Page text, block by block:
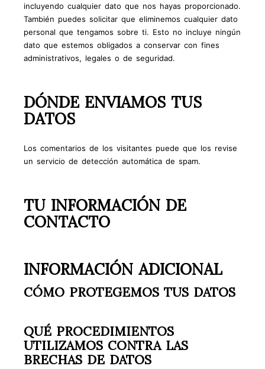
incluyendo cualquier dato que nos hayas proporcionado.
También puedes solicitar que eliminemos cualquier dato
personal que tengamos sobre ti. Esto no incluye ningún
dato que estemos obligados a conservar con fines
administrativos, legales o de seguridad.
DÓNDE ENVIAMOS TUS
DATOS
Los comentarios de los visitantes puede que los revise
un servicio de detección automática de spam.
TU INFORMACIÓN DE
CONTACTO
INFORMACIÓN ADICIONAL
CÓMO PROTEGEMOS TUS DATOS
QUÉ PROCEDIMIENTOS
UTILIZAMOS CONTRA LAS
BRECHAS DE DATOS